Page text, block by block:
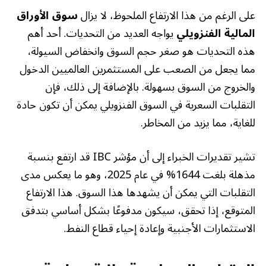
على الرغم من هذا الارتفاع الملحوظ، لا يزالسوق الأوراق
المالية الفنزويلييواجه العديد من التحديات. أحد أهم
هذه التحديات هو صغر حجم السوق وانخفاض السيولة،
مما يجعل من الصعب على المستثمرين العالميين الدخول
والخروج من السوق بسهولة. بالإضافة إلى ذلك، فإن
التقلبات السعرية في السوق الفنزويلي يمكن أن تكون حادة
للغاية، مما يزيد من المخاطر.
تشير تقديرات الخبراء إلى أن مؤشر IBC قد ارتفع بنسبة
مذهلة بلغت 1644% في عام 2025، وهو ما يعكس مدى
التقلبات التي يمكن أن يشهدها هذا السوق. هذا الارتفاع
المتوقع، إذا تحقق، سيكون مدفوعًا بشكل أساسي بتدفق
الاستثمارات الأجنبية وإعادة إحياء قطاع النفط.